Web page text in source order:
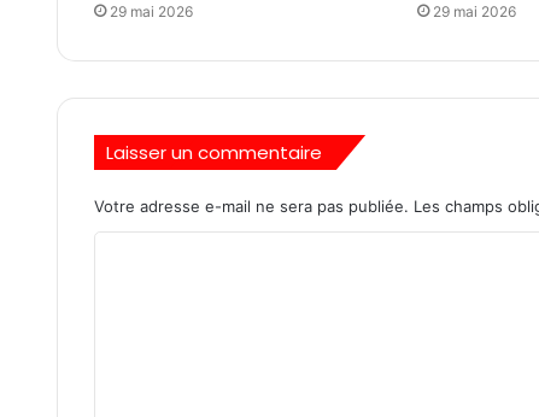
29 mai 2026 29 mai 2026
Laisser un commentaire
Votre adresse e-mail ne sera pas publiée. Les champs